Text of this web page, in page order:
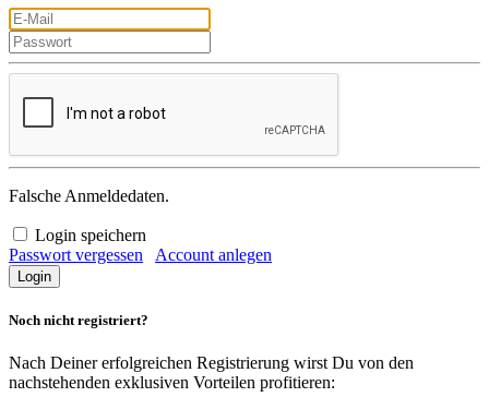
Falsche Anmeldedaten.
Login speichern
Passwort vergessen
Account anlegen
Noch nicht registriert?
Nach Deiner erfolgreichen Registrierung wirst Du von den
nachstehenden exklusiven Vorteilen profitieren: